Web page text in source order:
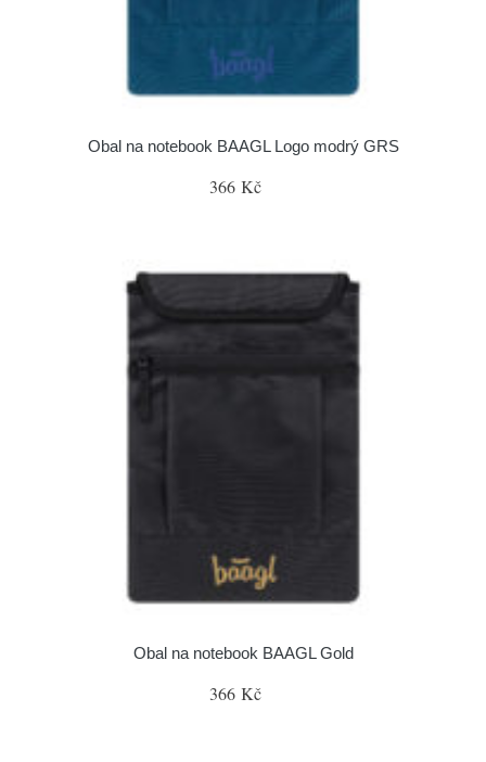
Obal na notebook BAAGL Logo modrý GRS
366 Kč
Obal na notebook BAAGL Gold
366 Kč